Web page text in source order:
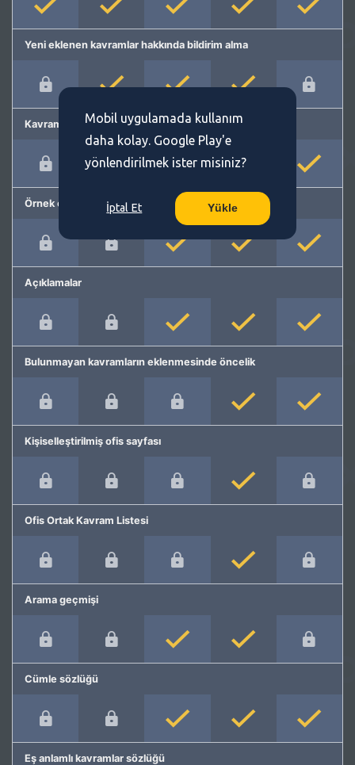
Yeni eklenen kavramlar hakkında bildirim alma
Kavram önerme
Örnek cümleler
Açıklamalar
Bulunmayan kavramların eklenmesinde öncelik
Kişiselleştirilmiş ofis sayfası
Ofis Ortak Kavram Listesi
Arama geçmişi
Cümle sözlüğü
Eş anlamlı kavramlar sözlüğü
Mobil uygulamada kullanım
daha kolay. Google Play'e
yönlendirilmek ister misiniz?
İptal Et Yükle